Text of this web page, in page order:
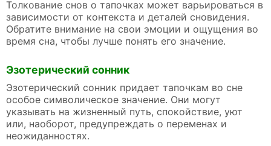
Толкование снов о тапочках может варьироваться в
зависимости от контекста и деталей сновидения.
Обратите внимание на свои эмоции и ощущения во
время сна, чтобы лучше понять его значение.
Эзотерический сонник
Эзотерический сонник придает тапочкам во сне
особое символическое значение. Они могут
указывать на жизненный путь, спокойствие, уют
или, наоборот, предупреждать о переменах и
неожиданностях.